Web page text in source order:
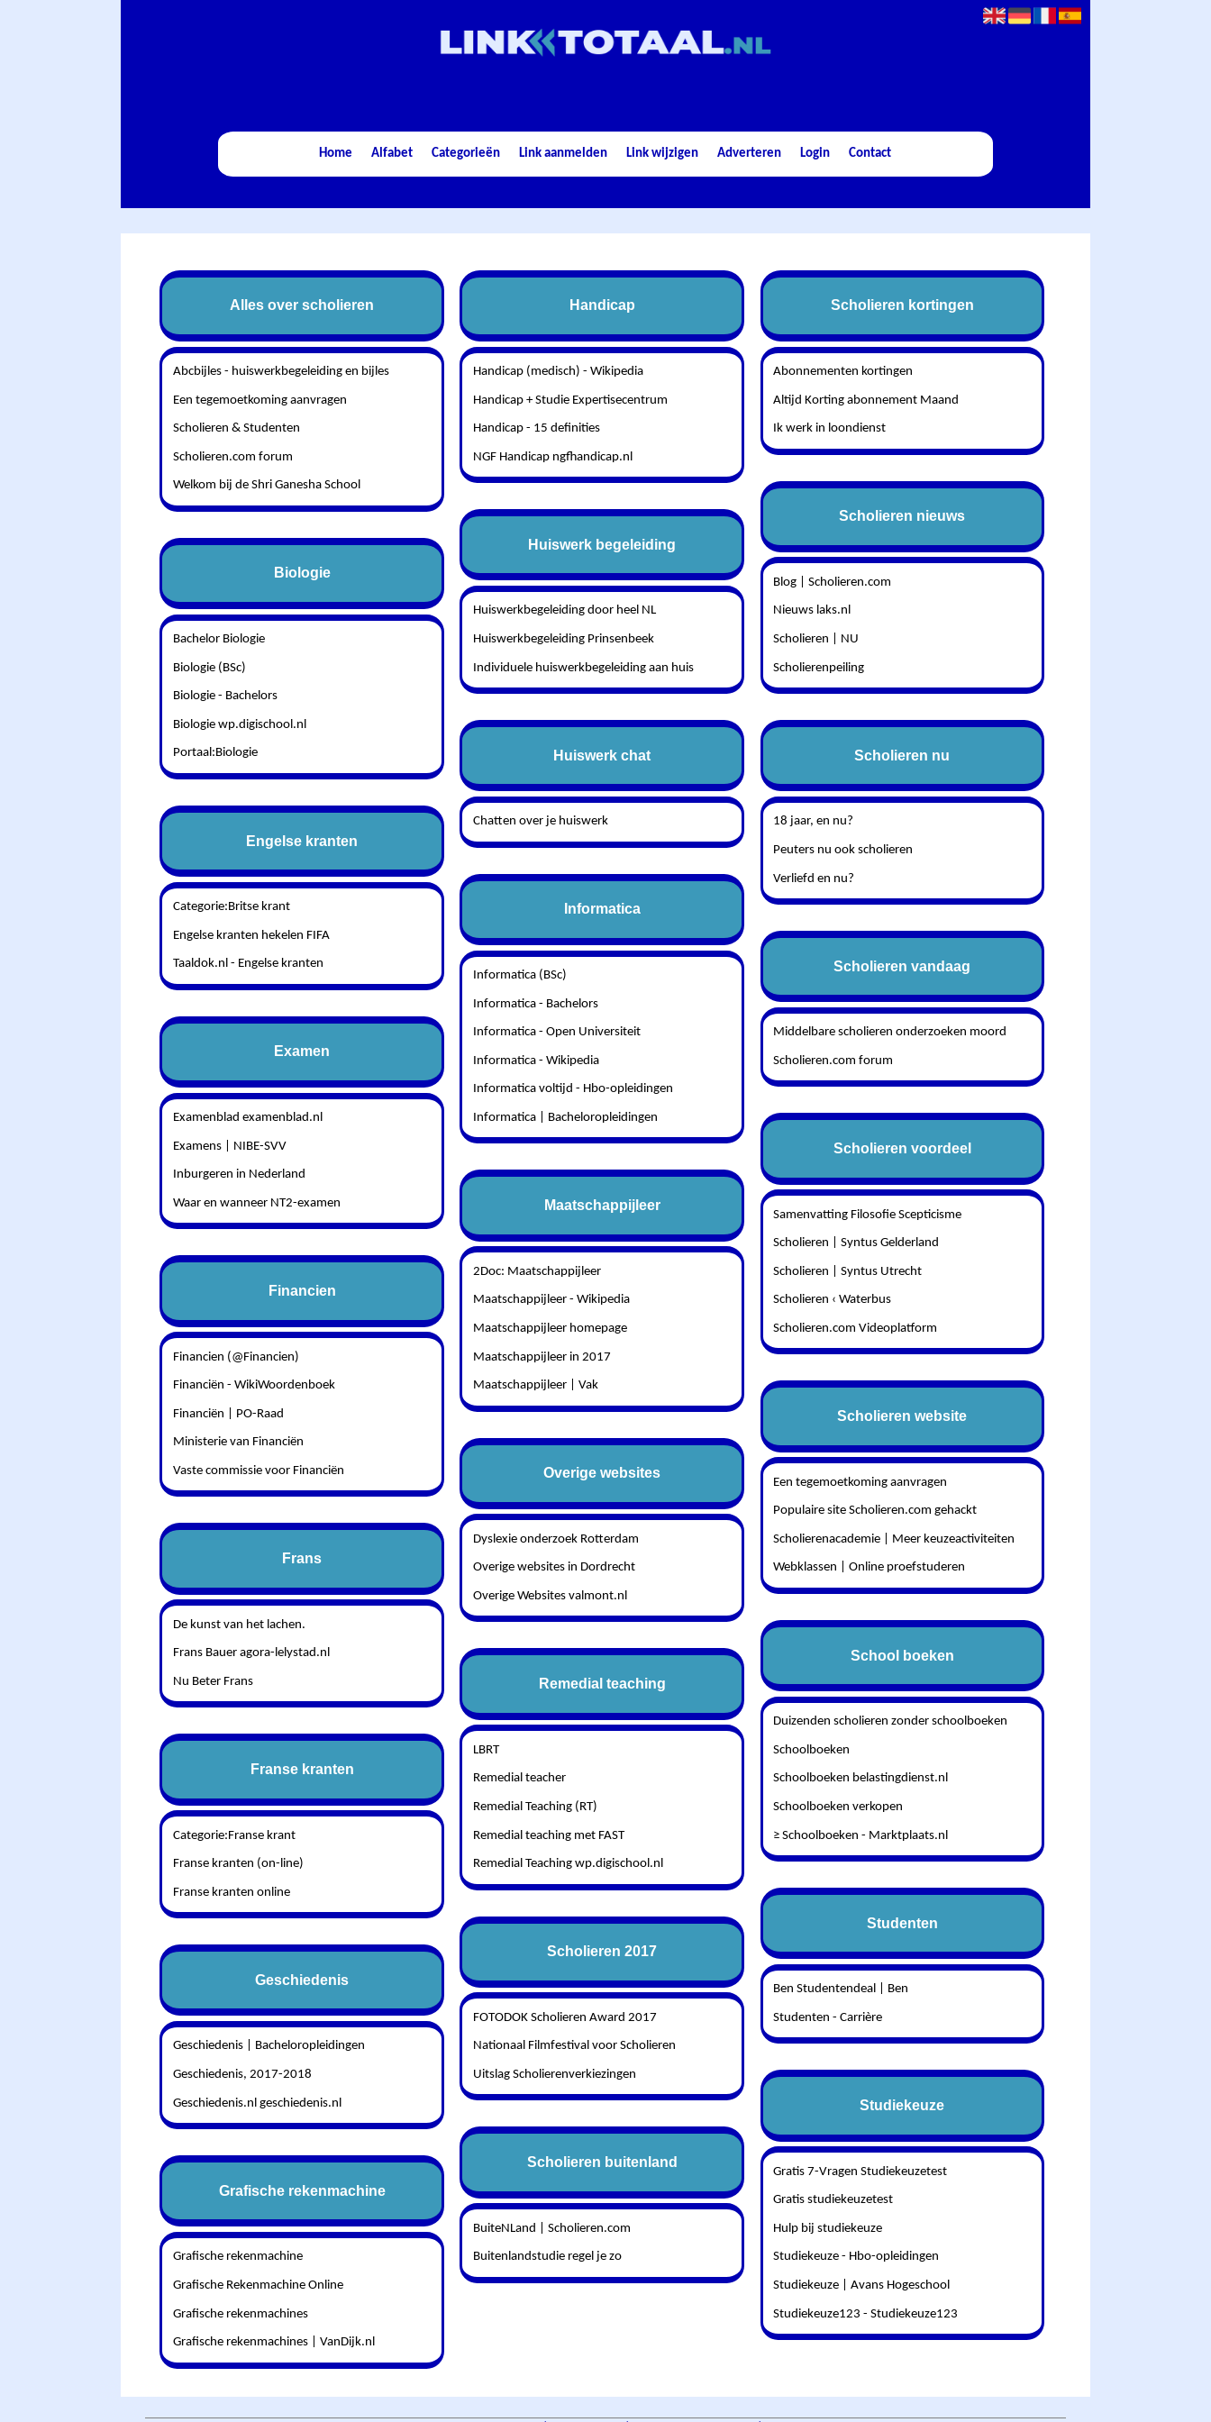
Home Alfabet Categorieën Link aanmelden Link wijzigen Adverteren Login Contact
Alles over scholieren
Abcbijles - huiswerkbegeleiding en bijles
Een tegemoetkoming aanvragen
Scholieren & Studenten
Scholieren.com forum
Welkom bij de Shri Ganesha School
Biologie
Bachelor Biologie
Biologie (BSc)
Biologie - Bachelors
Biologie wp.digischool.nl
Portaal:Biologie
Engelse kranten
Categorie:Britse krant
Engelse kranten hekelen FIFA
Taaldok.nl - Engelse kranten
Examen
Examenblad examenblad.nl
Examens | NIBE-SVV
Inburgeren in Nederland
Waar en wanneer NT2-examen
Financien
Financien (@Financien)
Financiën - WikiWoordenboek
Financiën | PO-Raad
Ministerie van Financiën
Vaste commissie voor Financiën
Frans
De kunst van het lachen.
Frans Bauer agora-lelystad.nl
Nu Beter Frans
Franse kranten
Categorie:Franse krant
Franse kranten (on-line)
Franse kranten online
Geschiedenis
Geschiedenis | Bacheloropleidingen
Geschiedenis, 2017-2018
Geschiedenis.nl geschiedenis.nl
Grafische rekenmachine
Grafische rekenmachine
Grafische Rekenmachine Online
Grafische rekenmachines
Grafische rekenmachines | VanDijk.nl
Handicap
Handicap (medisch) - Wikipedia
Handicap + Studie Expertisecentrum
Handicap - 15 definities
NGF Handicap ngfhandicap.nl
Huiswerk begeleiding
Huiswerkbegeleiding door heel NL
Huiswerkbegeleiding Prinsenbeek
Individuele huiswerkbegeleiding aan huis
Huiswerk chat
Chatten over je huiswerk
Informatica
Informatica (BSc)
Informatica - Bachelors
Informatica - Open Universiteit
Informatica - Wikipedia
Informatica voltijd - Hbo-opleidingen
Informatica | Bacheloropleidingen
Maatschappijleer
2Doc: Maatschappijleer
Maatschappijleer - Wikipedia
Maatschappijleer homepage
Maatschappijleer in 2017
Maatschappijleer | Vak
Overige websites
Dyslexie onderzoek Rotterdam
Overige websites in Dordrecht
Overige Websites valmont.nl
Remedial teaching
LBRT
Remedial teacher
Remedial Teaching (RT)
Remedial teaching met FAST
Remedial Teaching wp.digischool.nl
Scholieren 2017
FOTODOK Scholieren Award 2017
Nationaal Filmfestival voor Scholieren
Uitslag Scholierenverkiezingen
Scholieren buitenland
BuiteNLand | Scholieren.com
Buitenlandstudie regel je zo
Scholieren kortingen
Abonnementen kortingen
Altijd Korting abonnement Maand
Ik werk in loondienst
Scholieren nieuws
Blog | Scholieren.com
Nieuws laks.nl
Scholieren | NU
Scholierenpeiling
Scholieren nu
18 jaar, en nu?
Peuters nu ook scholieren
Verliefd en nu?
Scholieren vandaag
Middelbare scholieren onderzoeken moord
Scholieren.com forum
Scholieren voordeel
Samenvatting Filosofie Scepticisme
Scholieren | Syntus Gelderland
Scholieren | Syntus Utrecht
Scholieren ‹ Waterbus
Scholieren.com Videoplatform
Scholieren website
Een tegemoetkoming aanvragen
Populaire site Scholieren.com gehackt
Scholierenacademie | Meer keuzeactiviteiten
Webklassen | Online proefstuderen
School boeken
Duizenden scholieren zonder schoolboeken
Schoolboeken
Schoolboeken belastingdienst.nl
Schoolboeken verkopen
≥ Schoolboeken - Marktplaats.nl
Studenten
Ben Studentendeal | Ben
Studenten - Carrière
Studiekeuze
Gratis 7-Vragen Studiekeuzetest
Gratis studiekeuzetest
Hulp bij studiekeuze
Studiekeuze - Hbo-opleidingen
Studiekeuze | Avans Hogeschool
Studiekeuze123 - Studiekeuze123